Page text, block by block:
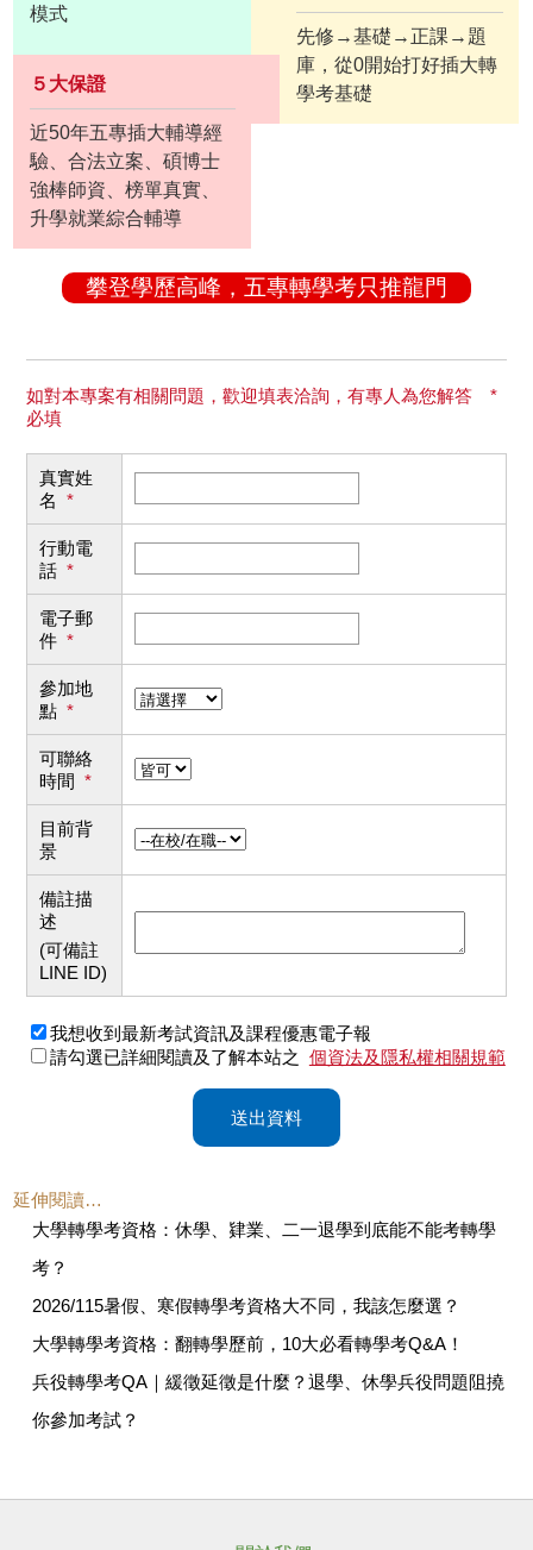
模式
先修→基礎→正課→題
庫，從0開始打好插大轉
學考基礎
５大保證
近50年五專插大輔導經
驗、合法立案、碩博士
強棒師資、榜單真實、
升學就業綜合輔導
攀登學歷高峰，五專轉學考只推龍門
如對本專案有相關問題，歡迎填表洽詢，有專人為您解答 *
必填
真實姓
名 *
行動電
話 *
電子郵
件 *
參加地
點 *
可聯絡
時間 *
目前背
景
備註描
述
(可備註
LINE ID)
我想收到最新考試資訊及課程優惠電子報
請勾選已詳細閱讀及了解本站之 個資法及隱私權相關規範
送出資料
延伸閱讀…
大學轉學考資格：休學、肄業、二一退學到底能不能考轉學
考？
2026/115暑假、寒假轉學考資格大不同，我該怎麼選？
大學轉學考資格：翻轉學歷前，10大必看轉學考Q&A！
兵役轉學考QA｜緩徵延徵是什麼？退學、休學兵役問題阻撓
你參加考試？